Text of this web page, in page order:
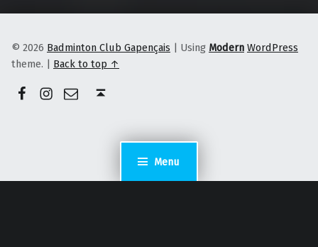
Menu
© 2026 Badminton Club Gapençais | Using Modern WordPress
theme. | Back to top ↑